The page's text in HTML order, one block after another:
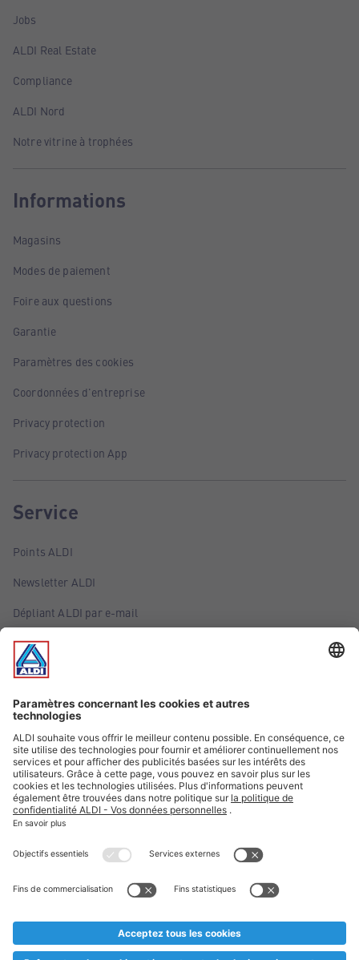
Jobs
ALDI Real Estate
Compliance
ALDI Nord
Notre vitrine à trophées
Informations
Magasins
Modes de paiement
Foire aux questions
Garantie
Paramètres des cookies
Coordonnées d'entreprise
Privacy protection
Privacy protection App
Service
Points ALDI
Newsletter ALDI
Dépliant ALDI par e-mail
Offres
Infos essentielles
Suivez ALDI Belgique
Textes marqués d'un astérisque et mentions légales
* Nous vendons ces articles temporairement et jusqu'à
au cas où, malgré le planning bien étudié, nous serions
prématurément en rupture de stock. Prix Recupel et TVA incl.
** Sur ce site, l’utilisation de la forme masculine a été adoptée